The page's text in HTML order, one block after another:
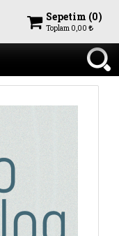
Sepetim (0)
Toplam 0,00